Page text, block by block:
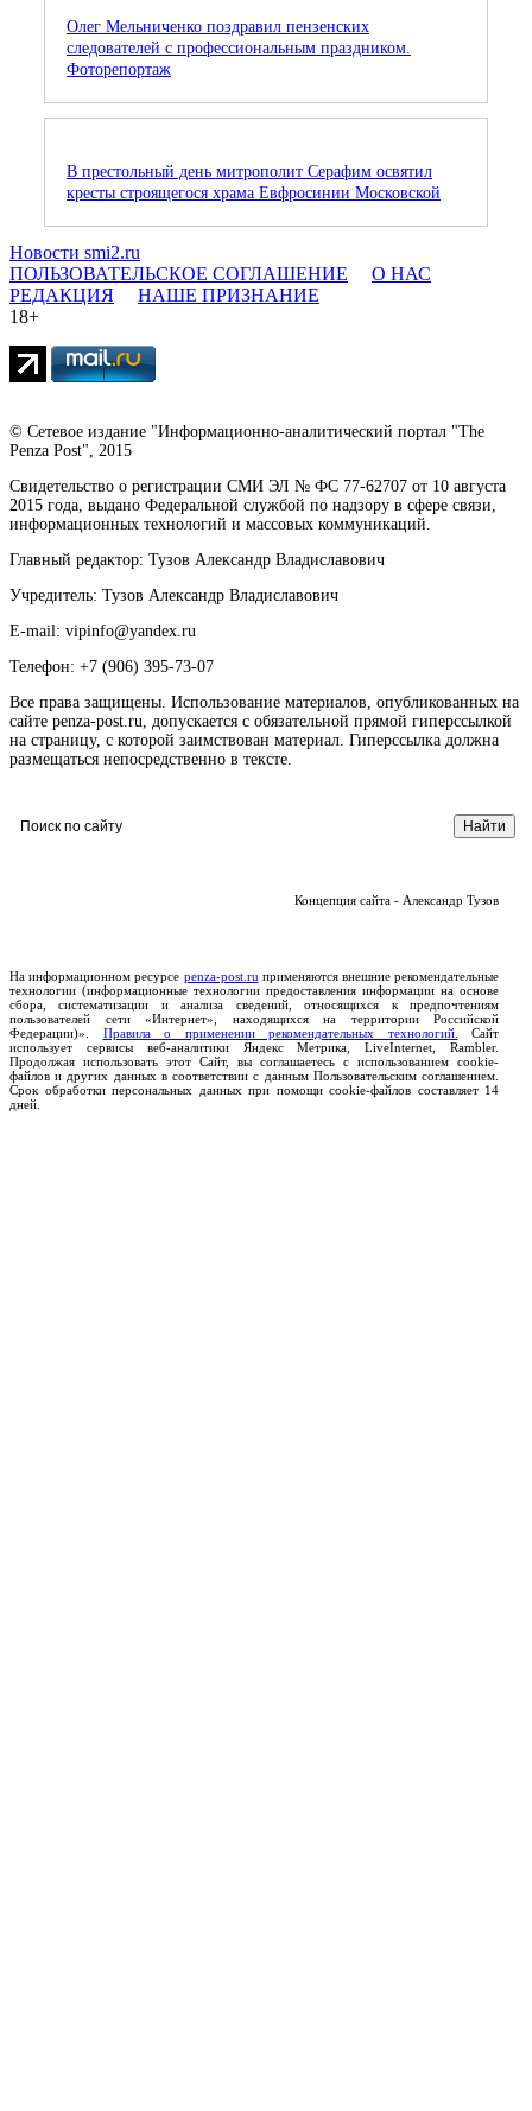
Олег Мельниченко поздравил пензенских
следователей с профессиональным праздником.
Фоторепортаж
В престольный день митрополит Серафим освятил
кресты строящегося храма Евфросинии Московской
Новости smi2.ru
ПОЛЬЗОВАТЕЛЬСКОЕ СОГЛАШЕНИЕ
О НАС
РЕДАКЦИЯ
НАШЕ ПРИЗНАНИЕ
18+
© Сетевое издание "Информационно-аналитический портал "The
Penza Post", 2015
Свидетельство о регистрации СМИ ЭЛ № ФС 77-62707 от 10 августа
2015 года, выдано Федеральной службой по надзору в сфере связи,
информационных технологий и массовых коммуникаций.
Главный редактор: Тузов Александр Владиславович
Учредитель: Тузов Александр Владиславович
E-mail: vipinfo@yandex.ru
Телефон: +7 (906) 395-73-07
Все права защищены. Использование материалов, опубликованных на
сайте penza-post.ru, допускается с обязательной прямой гиперссылкой
на страницу, с которой заимствован материал. Гиперссылка должна
размещаться непосредственно в тексте.
Концепция сайта - Александр Тузов
На информационном ресурсе penza-post.ru применяются внешние рекомендательные
технологии (информационные технологии предоставления информации на основе
сбора, систематизации и анализа сведений, относящихся к предпочтениям
пользователей сети «Интернет», находящихся на территории Российской
Федерации)». Правила о применении рекомендательных технологий.
Сайт
использует сервисы веб-аналитики Яндекс Метрика, LiveInternet, Rambler.
Продолжая использовать этот Сайт, вы соглашаетесь с использованием cookie-
файлов и других данных в соответствии с данным Пользовательским соглашением.
Срок обработки персональных данных при помощи cookie-файлов составляет 14
дней.